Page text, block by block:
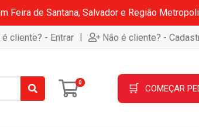
Feira de Santana, Salvador e Região
é cliente? - Entrar | Não é cliente? -
0 🛒 COMEÇAR